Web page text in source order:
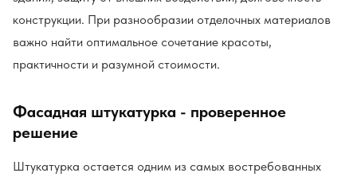
конструкции. При разнообразии отделочных материалов
важно найти оптимальное сочетание красоты,
практичности и разумной стоимости.
Фасадная штукатурка - проверенное
решение
Штукатурка остается одним из самых востребованных